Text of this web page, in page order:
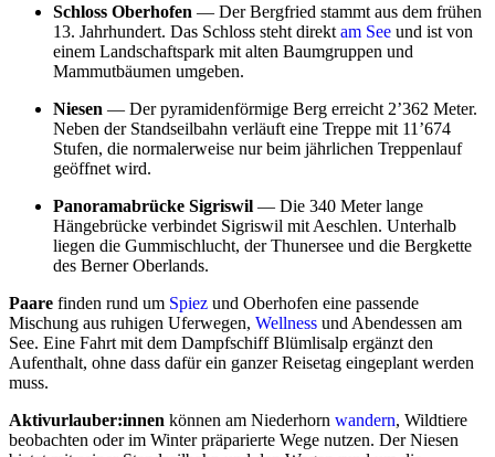
Schloss Oberhofen — Der Bergfried stammt aus dem frühen
13. Jahrhundert. Das Schloss steht direkt am See und ist von
einem Landschaftspark mit alten Baumgruppen und
Mammutbäumen umgeben.
Niesen — Der pyramidenförmige Berg erreicht 2’362 Meter.
Neben der Standseilbahn verläuft eine Treppe mit 11’674
Stufen, die normalerweise nur beim jährlichen Treppenlauf
geöffnet wird.
Panoramabrücke Sigriswil — Die 340 Meter lange
Hängebrücke verbindet Sigriswil mit Aeschlen. Unterhalb
liegen die Gummischlucht, der Thunersee und die Bergkette
des Berner Oberlands.
Paare finden rund um Spiez und Oberhofen eine passende
Mischung aus ruhigen Uferwegen, Wellness und Abendessen am
See. Eine Fahrt mit dem Dampfschiff Blümlisalp ergänzt den
Aufenthalt, ohne dass dafür ein ganzer Reisetag eingeplant werden
muss.
Aktivurlauber:innen können am Niederhorn wandern, Wildtiere
beobachten oder im Winter präparierte Wege nutzen. Der Niesen